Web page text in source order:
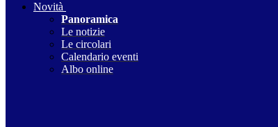
Novità
Panoramica
Le notizie
Le circolari
Calendario eventi
Albo online